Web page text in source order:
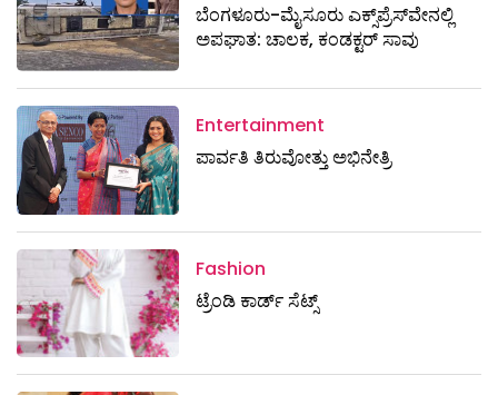
ಬೆಂಗಳೂರು-ಮೈಸೂರು ಎಕ್ಸ್​ಪ್ರೆಸ್‌ವೇನಲ್ಲಿ
ಅಪಘಾತ: ಚಾಲಕ, ಕಂಡಕ್ಟರ್ ಸಾವು
Entertainment
ಪಾರ್ವತಿ ತಿರುವೋತ್ತು ಅಭಿನೇತ್ರಿ
Fashion
ಟ್ರೆಂಡಿ ಕಾರ್ಡ್‌ ಸೆಟ್ಸ್